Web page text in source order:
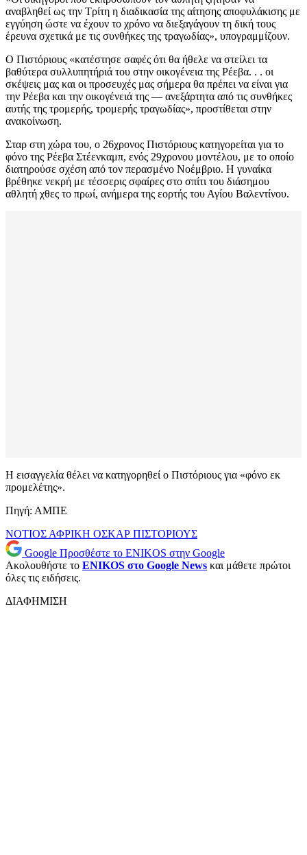
αναβληθεί ως την Τρίτη η διαδικασία της αίτησης αποφυλάκισης με
εγγύηση ώστε να έχουν το χρόνο να διεξαγάγουν τη δική τους
έρευνα σχετικά με τις συνθήκες της τραγωδίας», υπογραμμίζουν.
Ο Πιστόριους «κατέστησε σαφές ότι θα ήθελε να στείλει τα
βαθύτερα συλλυπητήριά του στην οικογένεια της Ρέεβα. . . οι
σκέψεις μας και οι προσευχές μας σήμερα θα πρέπει να είναι για
την Ρέεβα και την οικογένειά της — ανεξάρτητα από τις συνθήκες
αυτής της τρομερής, τρομερής τραγωδίας», προστίθεται στην
ανακοίνωση.
Σταρ στη χώρα του, ο 26χρονος Πιστόριους κατηγορείται για το
φόνο της Ρέεβα Στέενκαμπ, ενός 29χρονου μοντέλου, με το οποίο
διατηρούσε σχέση από τον περασμένο Νοέμβριο. Η γυναίκα
βρέθηκε νεκρή με τέσσερις σφαίρες στο σπίτι του διάσημου
αθλητή χθες το πρωί, ανήμερα της εορτής του Αγίου Βαλεντίνου.
Η εισαγγελία θέλει να κατηγορηθεί ο Πιστόριους για «φόνο εκ
προμελέτης».
Πηγή: ΑΜΠΕ
ΝΟΤΙΟΣ ΑΦΡΙΚΗ ΟΣΚΑΡ ΠΙΣΤΟΡΙΟΥΣ
Google Προσθέστε το ENIKOS στην Google
Ακολουθήστε το ENIKOS στο Google News και μάθετε πρώτοι
όλες τις ειδήσεις.
ΔΙΑΦΗΜΙΣΗ